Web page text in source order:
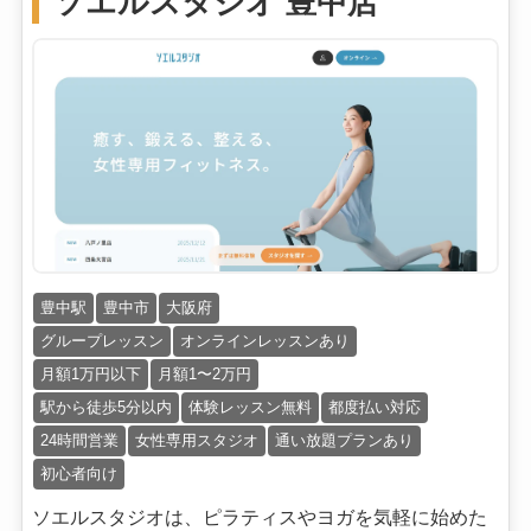
豊中駅 豊中市
大阪府
グループレッスン
オンラインレッスンあり
月額1万円以下
月額1〜2万円
駅から徒歩5分以内
体験レッスン無料
都度払い対応
24時間営業
女性専用スタジオ
通い放題プランあり
初心者向け
ソエルスタジオは、ピラティスやヨガを気軽に始めた